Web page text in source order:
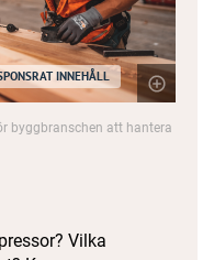
INNEHÅLL
byggbranschen att hantera
Vilka